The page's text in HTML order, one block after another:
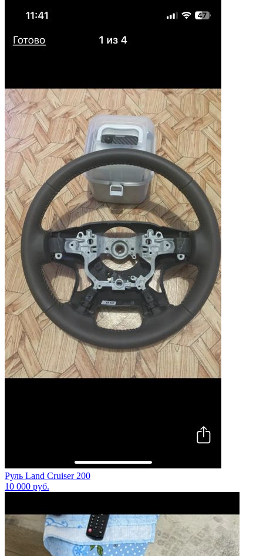
Руль Land Cruiser 200
10 000 руб.